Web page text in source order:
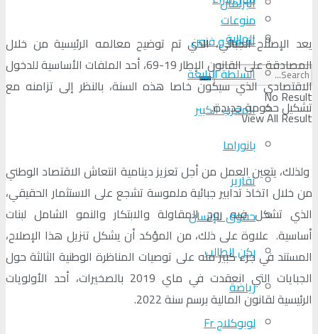
منوعات
ثقافة و فنون
No Result
View All Result
الجالية
السلطة الرابعة
المغرب الكبير
بانوراما
تقارير
حقوق الإنسان
ركن الطالب
رياضة
لوبوكلاج Fr
يعد الإصلاح الجبائي، الذي تم توضيح معالمه الرئيسية من خلال
المصادقة على القانون الإطار 19-69، أحد الملفات الأساسية للدخول
الاقتصادي الذي سيكون خاصا هذه السنة، بالنظر إلى تزامنه مع
تشكيل حكومة جديدة.
ولذلك، يتعين العمل من أجل تعزيز دينامية انتعاش الاقتصاد الوطني
من خلال اتخاذ تدابير جبائية ملموسة تشجع على الاستثمار الحقيقي،
الذي تشكل فيه روح المقاولة والابتكار والنمو الشامل لبنات
أساسية. علاوة على ذلك، من المؤكد أن يشكل تنزيل هذا الإصلاح،
المستند في جزء كبير منه على توصيات المناظرة الوطنية الثالثة حول
الجبايات التي انعقدت في ماي 2019 بالصخيرات، أحد الأولويات
الرئيسية لقانون المالية برسم سنة 2022.